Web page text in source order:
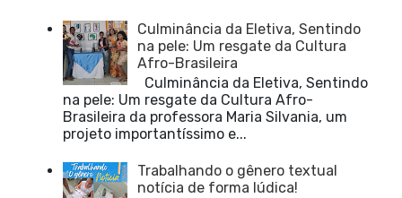
Culminância da Eletiva, Sentindo
na pele: Um resgate da Cultura
Afro-Brasileira
Culminância da Eletiva, Sentindo
na pele: Um resgate da Cultura Afro-
Brasileira da professora Maria Silvania, um
projeto importantíssimo e...
Trabalhando o gênero textual
notícia de forma lúdica!